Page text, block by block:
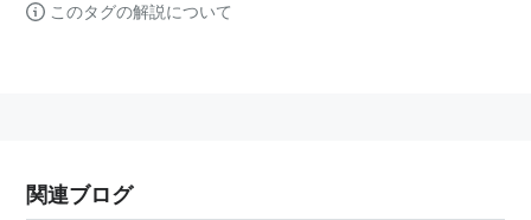
このタグの解説について
関連ブログ